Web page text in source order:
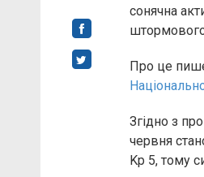
сонячна
Про це
Згідно з
червня
Kp 5, тому